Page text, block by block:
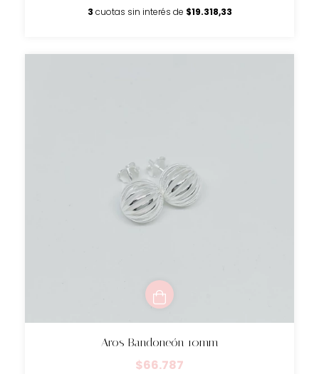
3 cuotas sin interés de $19.318,33
Aros Bandoneón 10mm
$66.787